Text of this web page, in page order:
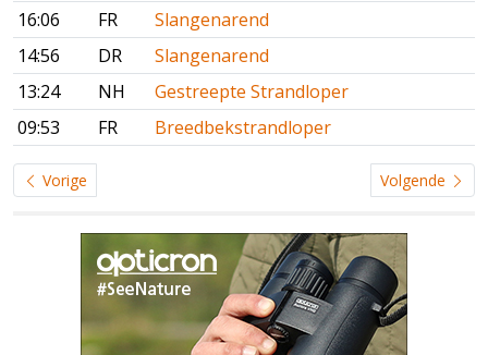
16:06
FR
Slangenarend
14:56
DR
Slangenarend
13:24
NH
Gestreepte Strandloper
09:53
FR Breedbekstrandloper
Vorige Volgende